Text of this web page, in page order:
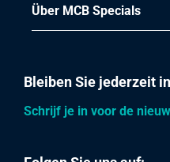
Bruttopreis
Artikelnummer
2430-0136-2042
Beschreibung
Über MCB Specials
Bleiben Sie jederzeit
Schrijf je in voor de